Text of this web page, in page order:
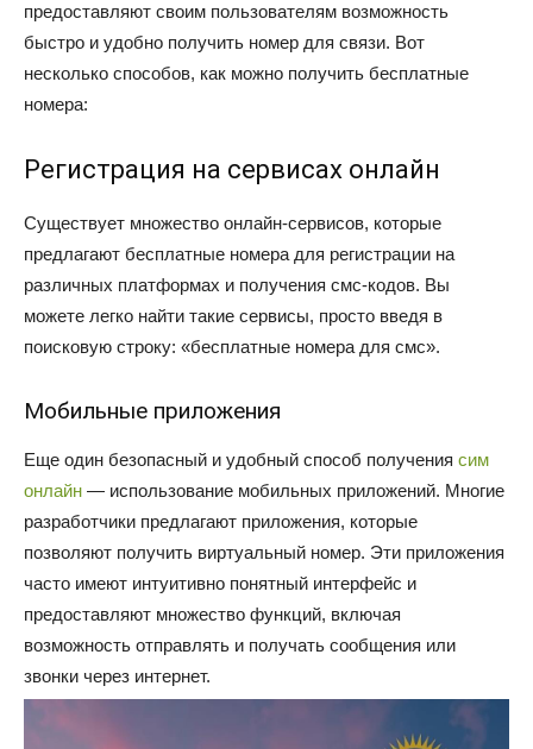
предоставляют своим пользователям возможность
быстро и удобно получить номер для связи. Вот
несколько способов, как можно получить бесплатные
номера:
Регистрация на сервисах онлайн
Существует множество онлайн-сервисов, которые
предлагают бесплатные номера для регистрации на
различных платформах и получения смс-кодов. Вы
можете легко найти такие сервисы, просто введя в
поисковую строку: «бесплатные номера для смс».
Мобильные приложения
Еще один безопасный и удобный способ получения сим
онлайн — использование мобильных приложений. Многие
разработчики предлагают приложения, которые
позволяют получить виртуальный номер. Эти приложения
часто имеют интуитивно понятный интерфейс и
предоставляют множество функций, включая
возможность отправлять и получать сообщения или
звонки через интернет.